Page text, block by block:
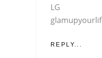
LG
REPLY...